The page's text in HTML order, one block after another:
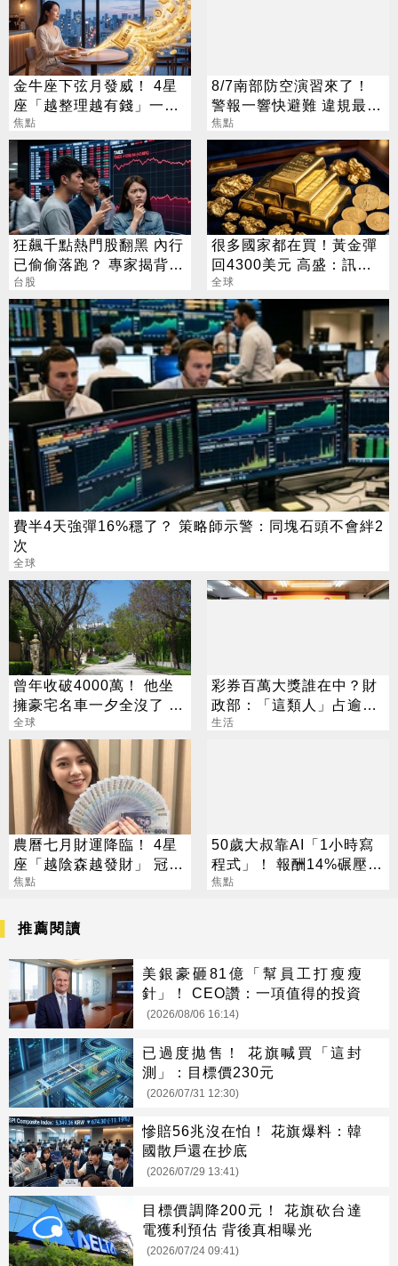
金牛座下弦月發威！ 4星
座「越整理越有錢」一路
旺運到10月
焦點
8/7南部防空演習來了！
警報一響快避難 違規最高
開罰15萬
焦點
狂飆千點熱門股翻黑 內行
已偷偷落跑？ 專家揭背後
警訊
台股
很多國家都在買！黃金彈
回4300美元 高盛：訊號
來了
全球
費半4天強彈16%穩了？ 策略師示警：同塊石頭不會絆2
次
全球
曾年收破4000萬！ 他坐
擁豪宅名車一夕全沒了 卻
喊「比過去更快樂」
全球
彩券百萬大獎誰在中？財
政部：「這類人」占逾6
成
生活
農曆七月財運降臨！ 4星
座「越陰森越發財」 冠軍
賺到翻
焦點
50歲大叔靠AI「1小時寫
程式」！ 報酬14%碾壓標
普 直接辭職去炒股
焦點
推薦閱讀
美銀豪砸81億「幫員工打瘦瘦
針」！ CEO讚：一項值得的投資
(2026/08/06 16:14)
已過度拋售！ 花旗喊買「這封
測」：目標價230元
(2026/07/31 12:30)
慘賠56兆沒在怕！ 花旗爆料：韓
國散戶還在抄底
(2026/07/29 13:41)
目標價調降200元！ 花旗砍台達
電獲利預估 背後真相曝光
(2026/07/24 09:41)